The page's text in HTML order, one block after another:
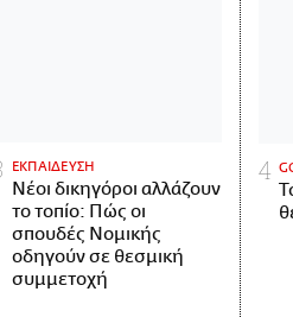
ΕΚΠΑΙΔΕΥΣΗ
Νέοι δικηγόροι αλλάζουν
το τοπίο: Πώς οι
σπουδές Νομικής
οδηγούν σε θεσμική
συμμετοχή